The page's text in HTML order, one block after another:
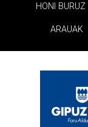
HONI BURUZ
ARAUAK